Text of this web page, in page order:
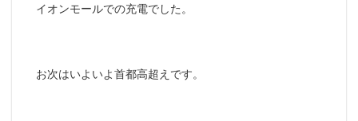
イオンモールでの充電でした。
お次はいよいよ首都高超えです。